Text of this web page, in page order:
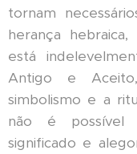
tornam
herança
está
Antigo e
simbolismo e a
não é possível
significado e